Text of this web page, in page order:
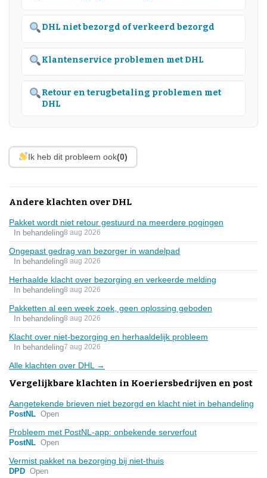
DHL niet bezorgd of verkeerd bezorgd
Klantenservice problemen met DHL
Retour en terugbetaling problemen met
DHL
Ik heb dit probleem ook(0)
Andere klachten over DHL
Pakket wordt niet retour gestuurd na meerdere pogingen
In behandeling8 aug 2026
Ongepast gedrag van bezorger in wandelpad
In behandeling8 aug 2026
Herhaalde klacht over bezorging en verkeerde melding
In behandeling8 aug 2026
Pakketten al een week zoek, geen oplossing geboden
In behandeling8 aug 2026
Klacht over niet-bezorging en herhaaldelijk probleem
In behandeling7 aug 2026
Alle klachten over DHL →
Vergelijkbare klachten in Koeriersbedrijven en post
Aangetekende brieven niet bezorgd en klacht niet in behandeling
PostNL Open
Probleem met PostNL-app: onbekende serverfout
PostNL Open
Vermist pakket na bezorging bij niet-thuis
DPD Open